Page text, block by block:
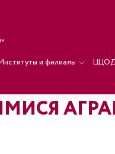
и филиалы ЦЦОД